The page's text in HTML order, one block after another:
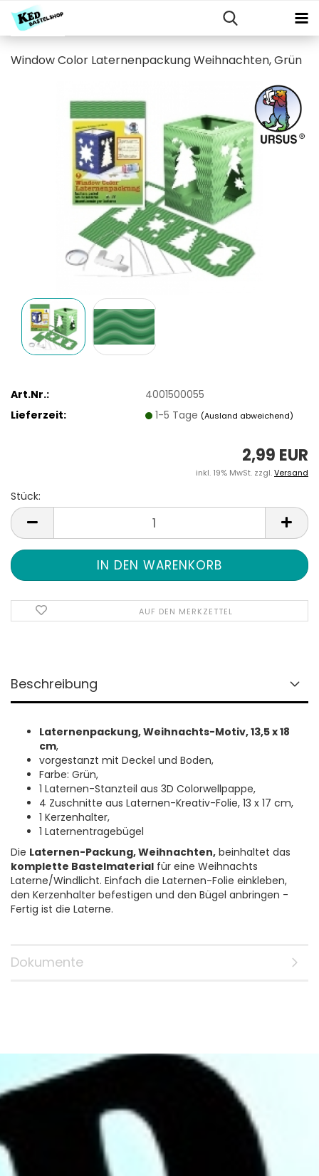
Window Color Laternenpackung Weihnachten, Grün
Art.Nr.:
4001500055
Lieferzeit:
1-5 Tage (Ausland abweichend)
2,99 EUR
inkl. 19% MwSt. zzgl.Versand
Stück:
Stück
AUF DEN MERKZETTEL
Beschreibung
Laternenpackung, Weihnachts-Motiv, 13,5 x 18
cm,
vorgestanzt mit Deckel und Boden,
Farbe: Grün,
1 Laternen-Stanzteil aus 3D Colorwellpappe,
4 Zuschnitte aus Laternen-Kreativ-Folie, 13 x 17 cm,
1 Kerzenhalter,
1 Laternentragebügel
Die Laternen-Packung, Weihnachten, beinhaltet das
komplette Bastelmaterial für eine Weihnachts
Laterne/Windlicht. Einfach die Laternen-Folie einkleben,
den Kerzenhalter befestigen und den Bügel anbringen -
Fertig ist die Laterne.
Dokumente